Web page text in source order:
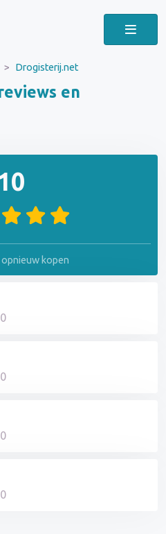
Drogisterij.net
en
kopen